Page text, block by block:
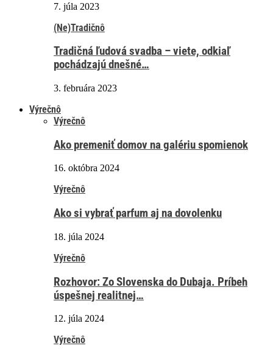
7. júla 2023
(Ne)Tradičnô
Tradičná ľudová svadba – viete, odkiaľ
pochádzajú dnešné…
3. februára 2023
Výrečnô
Výrečnô
Ako premeniť domov na galériu spomienok
16. októbra 2024
Výrečnô
Ako si vybrať parfum aj na dovolenku
18. júla 2024
Výrečnô
Rozhovor: Zo Slovenska do Dubaja. Príbeh
úspešnej realitnej…
12. júla 2024
Výrečnô